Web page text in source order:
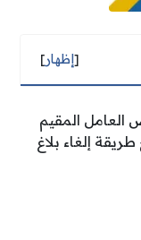
[إظهار]
العامل المقيم
إلغاء بلاغ